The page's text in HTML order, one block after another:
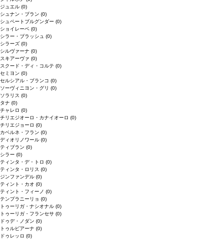
ジュエル (0)
シュナン・ブラン (0)
シュペートブルグンダー (0)
ショイレーベ (0)
シラー・ブラッシュ (0)
シラーズ (0)
シルヴァーナ (0)
スキアーヴァ (0)
スクード・ディ・コルテ (0)
セミヨン (0)
セルシアル・ブランコ (0)
ソーヴィニヨン・グリ (0)
ソラリス (0)
タナ (0)
チャレロ (0)
チリエジオーロ・カナイオーロ (0)
チリエジョーロ (0)
カベルネ・フラン (0)
ディオリノワール (0)
ティブラン (0)
シラー (0)
ティンタ・デ・トロ (0)
ティンタ・ロリス (0)
ジンファンデル (0)
ティント・カオ (0)
ティント・フィーノ (0)
テンプラニーリョ (0)
トゥーリガ・ナシオナル (0)
トゥーリガ・フランセサ (0)
ドゥデ・ノダン (0)
トゥルビアーナ (0)
ドゥレッロ (0)